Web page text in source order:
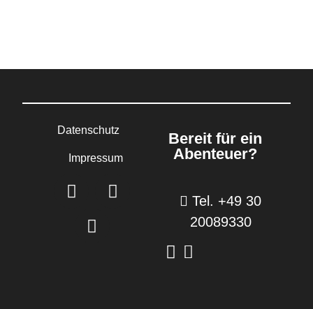
Datenschutz
Impressum
Bereit für ein
Abenteuer?
Tel. +49 30
20089330